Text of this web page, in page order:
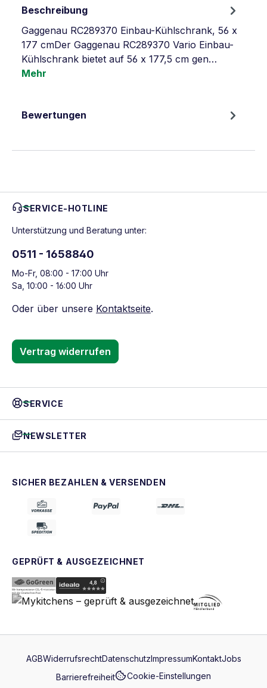
Beschreibung
Gaggenau RC289370 Einbau-Kühlschrank, 56 x
177 cmDer Gaggenau RC289370 Vario Einbau-
Kühlschrank bietet auf 56 x 177,5 cm gen…
Mehr
Bewertungen
SERVICE-HOTLINE
Unterstützung und Beratung unter:
0511 - 1658840
Mo-Fr, 08:00 - 17:00 Uhr
Sa, 10:00 - 16:00 Uhr
Oder über unsere Kontaktseite.
Vertrag widerrufen
SERVICE
NEWSLETTER
SICHER BEZAHLEN & VERSENDEN
GEPRÜFT & AUSGEZEICHNET
AGBWiderrufsrechtDatenschutzImpressumKontaktJobs
Barrierefreiheit
Cookie-Einstellungen